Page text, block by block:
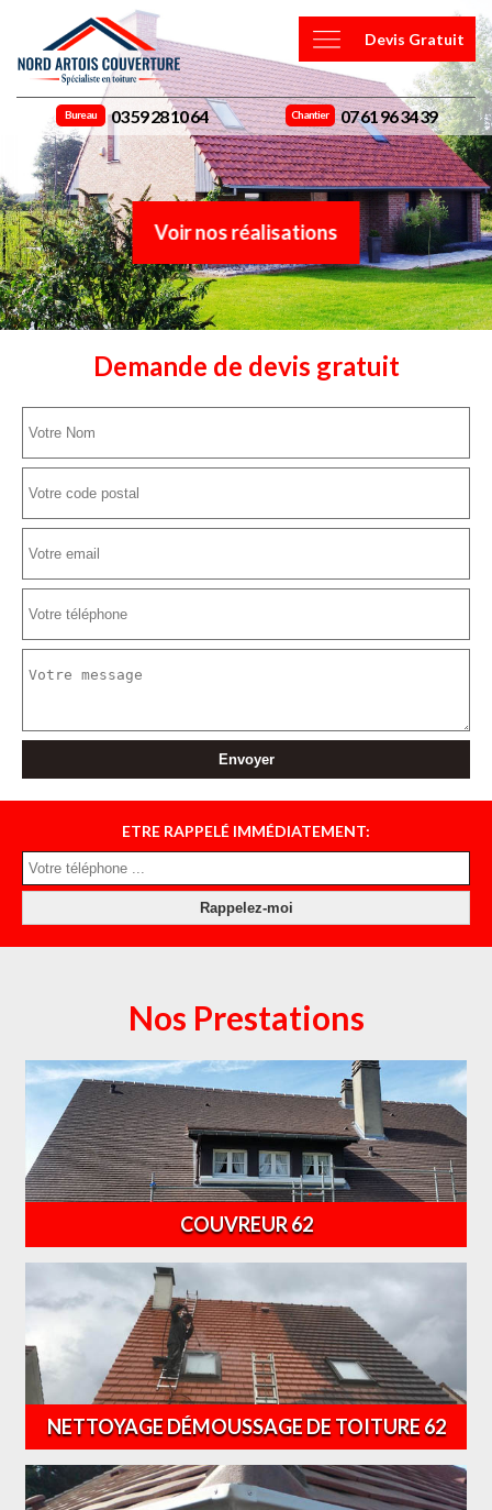
Devis Gratuit
Bureau 03 59 28 10 64 Chantier 07 61 96 34 39
Voir nos réalisations
Demande de devis gratuit
ETRE RAPPELÉ IMMÉDIATEMENT:
Nos Prestations
COUVREUR 62
NETTOYAGE DÉMOUSSAGE DE TOITURE 62